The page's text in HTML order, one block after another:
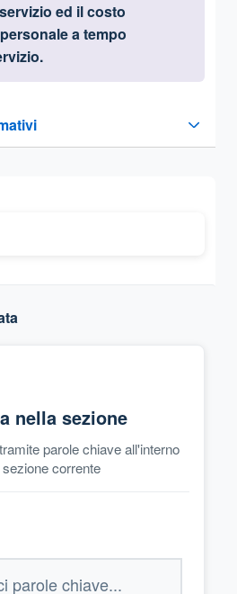
ed il costo
a tempo
.
nella sezione
parole chiave all'interno
corrente